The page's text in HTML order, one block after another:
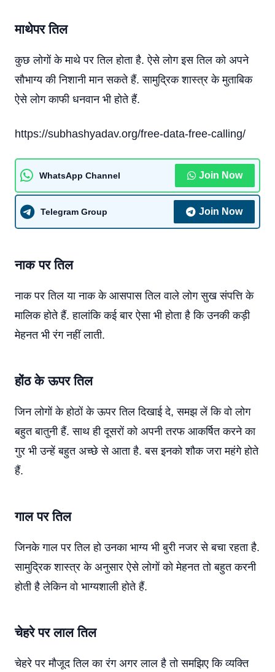
माथेपर तिल
कुछ लोगों के माथे पर तिल होता है. ऐसे लोग इस तिल को अपने
सौभाग्य की निशानी मान सकते हैं. सामुद्रिक शास्त्र के मुताबिक
ऐसे लोग काफी धनवान भी होते हैं.
https://subhashyadav.org/free-data-free-calling/
WhatsApp Channel Join Now
Telegram Group Join Now
नाक पर तिल
नाक पर तिल या नाक के आसपास तिल वाले लोग सुख संपत्ति के
मालिक होते हैं. हालांकि कई बार ऐसा भी होता है कि उनकी कड़ी
मेहनत भी रंग नहीं लाती.
होंठ के ऊपर तिल
जिन लोगों के होठों के ऊपर तिल दिखाई दे, समझ लें कि वो लोग
बहुत बातुनी हैं. साथ ही दूसरों को अपनी तरफ आकर्षित करने का
गुर भी उन्हें बहुत अच्छे से आता है. बस इनको शौक जरा महंगे होते
हैं.
गाल पर तिल
जिनके गाल पर तिल हो उनका भाग्य भी बुरी नजर से बचा रहता है.
सामुद्रिक शास्त्र के अनुसार ऐसे लोगों को मेहनत तो बहुत करनी
होती है लेकिन वो भाग्यशाली होते हैं.
चेहरे पर लाल तिल
चेहरे पर मौजूद तिल का रंग अगर लाल है तो समझिए कि व्यक्ति